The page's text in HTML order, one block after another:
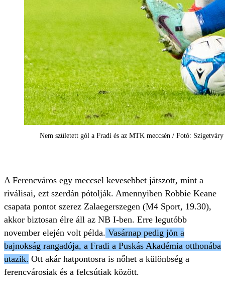
Nem született gól a Fradi és az MTK meccsén / Fotó:
A Ferencváros egy meccsel kevesebbet játszott, mint a
riválisai, ezt szerdán pótolják. Amennyiben Robbie Keane
csapata pontot szerez Zalaegerszegen (M4 Sport, 19.30),
akkor biztosan élre áll az NB I-ben. Erre legutóbb
november elején volt példa. Vasárnap pedig jön a
bajnokság rangadója, a Fradi a Puskás Akadémia otthonába
utazik. Ott akár hatpontosra is nőhet a különbség a
ferencvárosiak és a felcsútiak között.